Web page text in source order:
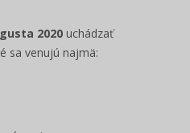
2020 uchádzať
sa venujú najmä: